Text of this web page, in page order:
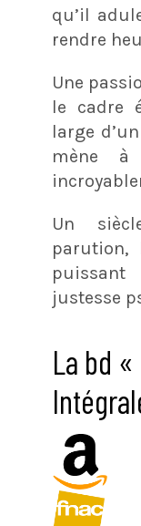
qu’il
rendre
Une
le cadre
large d’un
mène à
Un
puissant
justesse
La bd